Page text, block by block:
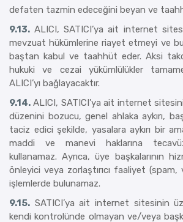
defaten tazmin edeceğini beyan ve
9.13. ALICI, SATICI’ya ait internet
mevzuat hükümlerine riayet etmeyi ve
baştan kabul ve taahhüt eder. Aksi
hukuki ve cezai yükümlülükler
ALICI’yı bağlayacaktır.
9.14. ALICI, SATICI’ya ait internet
düzenini bozucu, genel ahlaka aykırı,
taciz edici şekilde, yasalara aykırı bir
maddi ve manevi haklarına
kullanamaz. Ayrıca, üye başkalarının
önleyici veya zorlaştırıcı faaliyet
işlemlerde bulunamaz.
9.15. SATICI’ya ait internet sitesinin
kendi kontrolünde olmayan ve/veya